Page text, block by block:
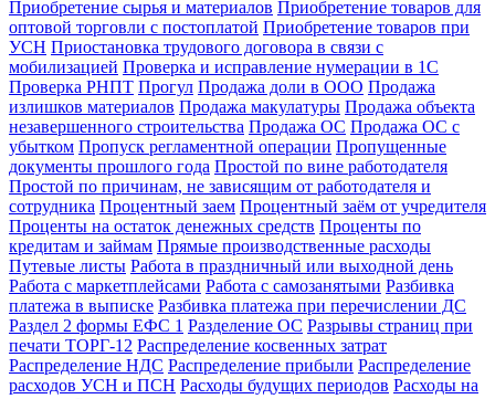
Приобретение сырья и материалов Приобретение товаров для
оптовой торговли с постоплатой Приобретение товаров при
УСН Приостановка трудового договора в связи с
мобилизацией Проверка и исправление нумерации в 1С
Проверка РНПТ Прогул Продажа доли в ООО Продажа
излишков материалов Продажа макулатуры Продажа объекта
незавершенного строительства Продажа ОС Продажа ОС с
убытком Пропуск регламентной операции Пропущенные
документы прошлого года Простой по вине работодателя
Простой по причинам, не зависящим от работодателя и
сотрудника Процентный заем Процентный заём от учредителя
Проценты на остаток денежных средств Проценты по
кредитам и займам Прямые производственные расходы
Путевые листы Работа в праздничный или выходной день
Работа с маркетплейсами Работа с самозанятыми Разбивка
платежа в выписке Разбивка платежа при перечислении ДС
Раздел 2 формы ЕФС 1 Разделение ОС Разрывы страниц при
печати ТОРГ-12 Распределение косвенных затрат
Распределение НДС Распределение прибыли Распределение
расходов УСН и ПСН Расходы будущих периодов Расходы на